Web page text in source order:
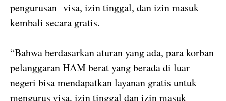
pengurusan visa, izin tinggal, dan izin masuk
kembali secara gratis.
“Bahwa berdasarkan aturan yang ada, para korban
pelanggaran HAM berat yang berada di luar
negeri bisa mendapatkan layanan gratis untuk
mengurus visa, izin tinggal dan izin masuk